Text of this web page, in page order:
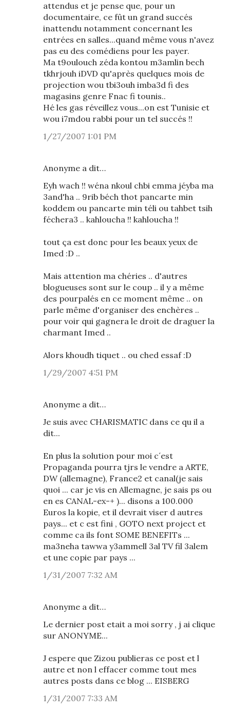
attendus et je pense que, pour un
documentaire, ce fût un grand succés
inattendu notamment concernant les
entrées en salles...quand même vous n'avez
pas eu des comédiens pour les payer.
Ma t9oulouch zéda kontou m3amlin bech
tkhrjouh iDVD qu'après quelques mois de
projection wou tbi3ouh imba3d fi des
magasins genre Fnac fi tounis..
Hé les gas réveillez vous...on est Tunisie et
wou i7mdou rabbi pour un tel succés !!
1/27/2007 1:01 PM
Anonyme a dit…
Eyh wach !! wéna nkoul chbi emma jéyba ma
3and'ha .. 9rib béch thot pancarte min
koddem ou pancarte min téli ou tahbet tsih
féchera3 .. kahloucha !! kahloucha !!
tout ça est donc pour les beaux yeux de
Imed :D ..
Mais attention ma chéries .. d'autres
blogueuses sont sur le coup .. il y a même
des pourpalés en ce moment même .. on
parle même d'organiser des enchères ..
pour voir qui gagnera le droit de draguer la
charmant Imed ..
Alors khoudh tiquet .. ou ched essaf :D
1/29/2007 4:51 PM
Anonyme a dit…
Je suis avec CHARISMATIC dans ce qu il a
dit...
En plus la solution pour moi c´est
Propaganda pourra tjrs le vendre a ARTE,
DW (allemagne), France2 et canal(je sais
quoi ... car je vis en Allemagne, je sais ps ou
en es CANAL-ex-+ )... disons a 100.000
Euros la kopie, et il devrait viser d autres
pays... et c est fini , GOTO next project et
comme ca ils font SOME BENEFITs ...
ma3neha tawwa y3ammell 3al TV fil 3alem
et une copie par pays ...
1/31/2007 7:32 AM
Anonyme a dit…
Le dernier post etait a moi sorry , j ai clique
sur ANONYME...
J espere que Zizou publieras ce post et l
autre et non l effacer comme tout mes
autres posts dans ce blog ... EISBERG
1/31/2007 7:33 AM